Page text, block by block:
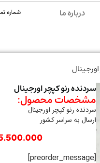
درباره ما شماره
سردنده رنو کپچر اورجینال
مشخصات محصول:
سردنده رنو کپچر اورجینال
ارسال به سراسر کشور
[preorder_message]